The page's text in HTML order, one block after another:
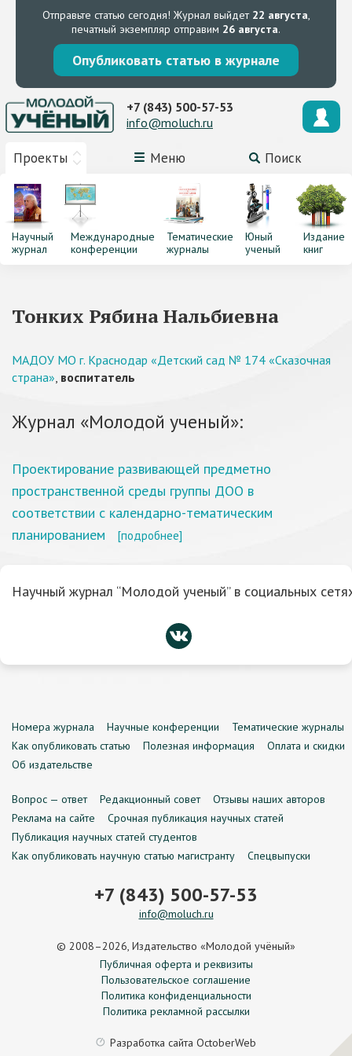
Отправьте статью сегодня! Журнал выйдет 22 августа,
печатный экземпляр отправим 26 августа.
Опубликовать статью в журнале
Проекты Меню Поиск
+7 (843) 500-57-53
info@moluch.ru
Научный
журнал
Международные
конференции
Тематические
журналы
Юный
ученый
Издание
книг
Тонких Рябина Нальбиевна
МАДОУ МО г. Краснодар «Детский сад № 174 «Сказочная
страна», воспитатель
Журнал «Молодой ученый»:
Проектирование развивающей предметно
пространственной среды группы ДОО в
соответствии с календарно-тематическим
планированием
[подробнее]
Научный журнал “Молодой ученый” в социальных
Номера журнала Научные конференции
Тематические журналы
Как опубликовать статью
Полезная информация
Оплата и скидки
Об издательстве
Вопрос — ответ Редакционный совет
Отзывы наших авторов
Реклама на сайте
Срочная публикация научных статей
Публикация научных статей студентов
Как опубликовать научную статью магистранту
Спецвыпуски
+7 (843) 500-57-53
info@moluch.ru
© 2008–2026, Издательство «Молодой учёный»
Публичная оферта и реквизиты
Пользовательское соглашение
Политика конфиденциальности
Политика рекламной рассылки
Разработка сайта OctoberWeb